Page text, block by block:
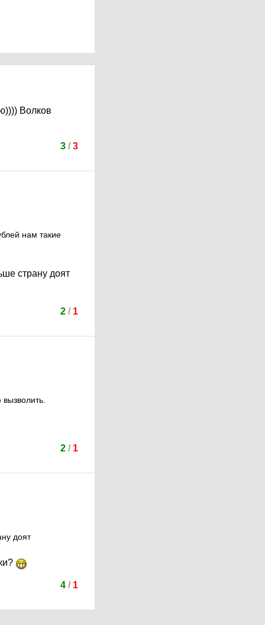
Волков
3/ 3
нам такие
страну доят
2/ 1
2/ 1
доят
4/ 1